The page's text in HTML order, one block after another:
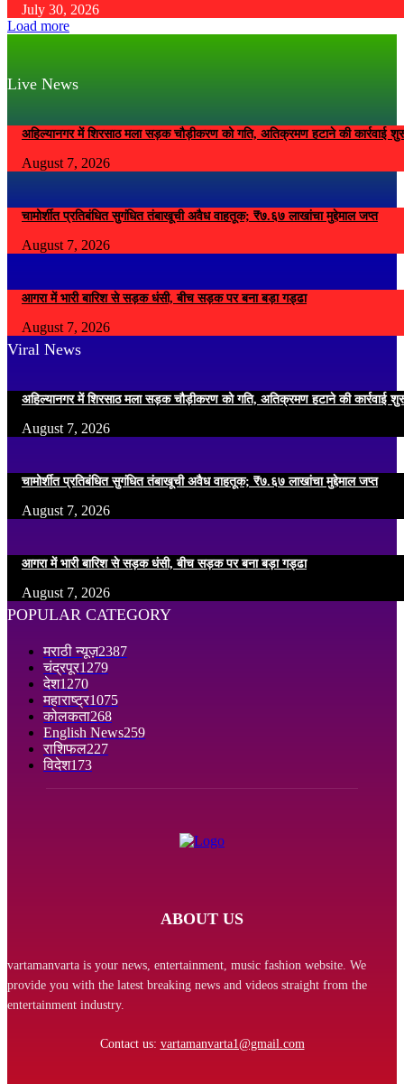
July 30, 2026
Load more
Live News
अहिल्यानगर में शिरसाठ मला सड़क चौड़ीकरण को गति, अतिक्रमण हटाने की कार्रवाई
August 7, 2026
चामोर्शीत प्रतिबंधित सुगंधित तंबाखूची अवैध वाहतूक; ₹७.६७ लाखांचा मुद्देमाल जप्त
August 7, 2026
आगरा में भारी बारिश से सड़क धंसी, बीच सड़क पर बना बड़ा गड्ढा
August 7, 2026
Viral News
अहिल्यानगर में शिरसाठ मला सड़क चौड़ीकरण को गति, अतिक्रमण हटाने की कार्रवाई
August 7, 2026
चामोर्शीत प्रतिबंधित सुगंधित तंबाखूची अवैध वाहतूक; ₹७.६७ लाखांचा मुद्देमाल जप्त
August 7, 2026
आगरा में भारी बारिश से सड़क धंसी, बीच सड़क पर बना बड़ा गड्ढा
August 7, 2026
POPULAR CATEGORY
मराठी न्यूज़2387
चंद्रपूर1279
देश1270
महाराष्ट्र1075
कोलकता268
English News259
राशिफल227
विदेश173
ABOUT US
vartamanvarta is your news, entertainment, music fashion website. We
provide you with the latest breaking news and videos straight from the
entertainment industry.
Contact us: vartamanvarta1@gmail.com